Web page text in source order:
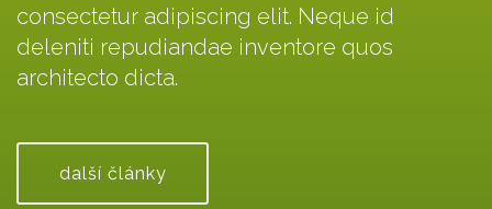
consectetur adipiscing elit. Neque id
deleniti repudiandae inventore quos
architecto dicta.
další články